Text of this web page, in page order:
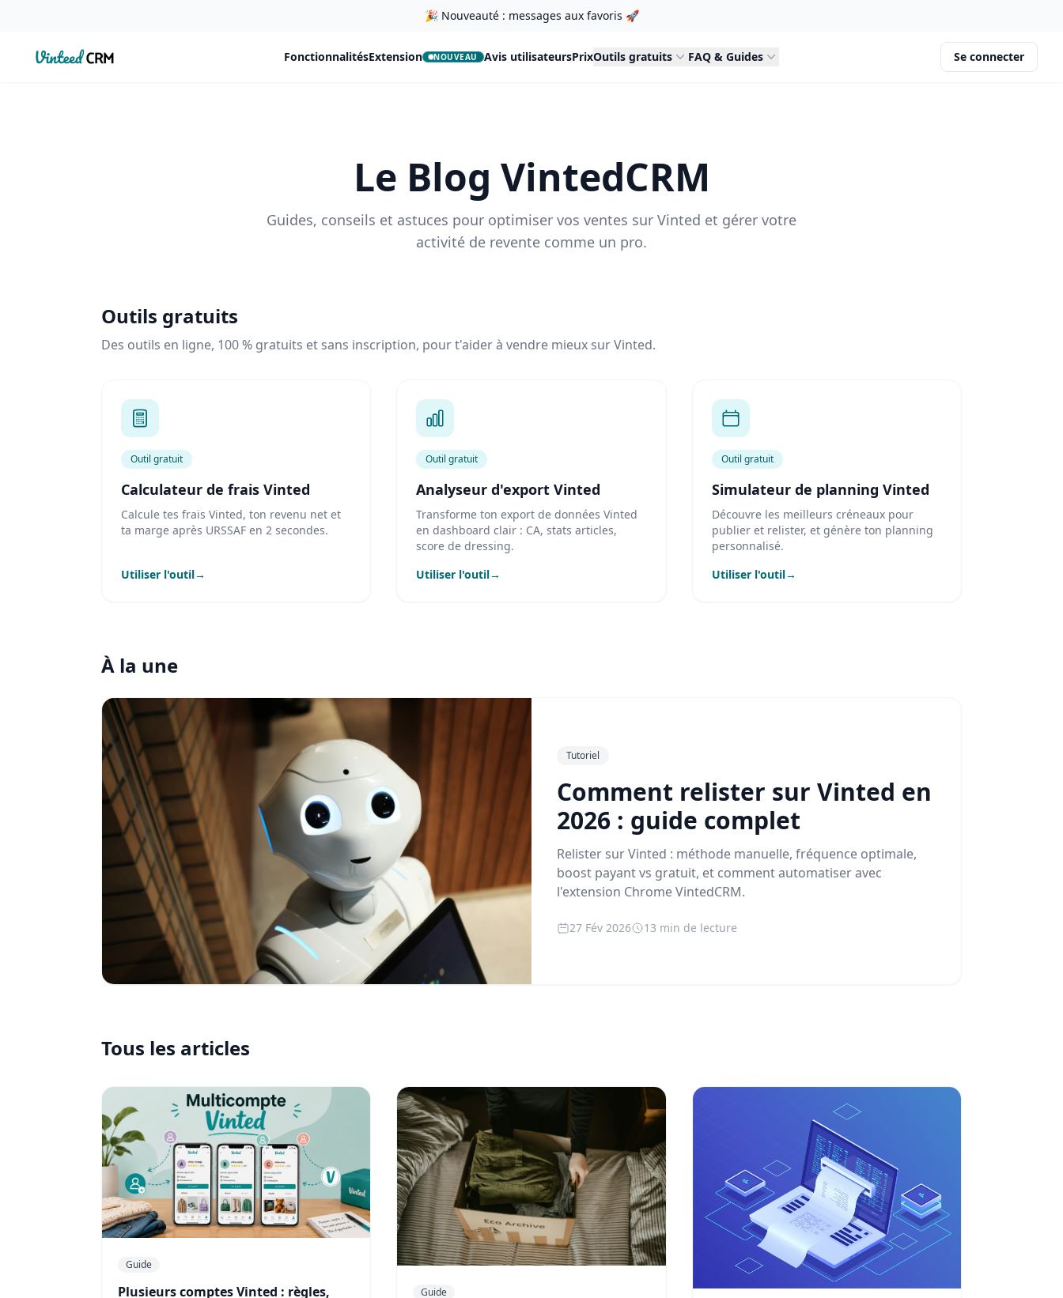
🎉 Nouveauté : messages aux favoris 🚀
VintedCRM FonctionnalitésExtension NOUVEAU Avis utilisateursPrixOutils gratuits FAQ & Guides Se connecter
Le Blog VintedCRM
Guides, conseils et astuces pour optimiser vos ventes sur Vinted et gérer votre
activité de revente comme un pro.
Outils gratuits
Des outils en ligne, 100 % gratuits et sans inscription, pour t'aider à vendre mieux sur Vinted.
Outil gratuit
Calculateur de frais Vinted
Calcule tes frais Vinted, ton revenu net et
ta marge après URSSAF en 2 secondes.
Utiliser l'outil→
Outil gratuit
Analyseur d'export Vinted
Transforme ton export de données Vinted
en dashboard clair : CA, stats articles,
score de dressing.
Utiliser l'outil→
Outil gratuit
Simulateur de planning Vinted
Découvre les meilleurs créneaux pour
publier et relister, et génère ton planning
personnalisé.
Utiliser l'outil→
À la une
Tutoriel
Comment relister sur Vinted en
2026 : guide complet
Relister sur Vinted : méthode manuelle, fréquence optimale,
boost payant vs gratuit, et comment automatiser avec
l'extension Chrome VintedCRM.
27 Fév 2026 13 min de lecture
Tous les articles
Guide
Plusieurs comptes Vinted : règles,
Guide